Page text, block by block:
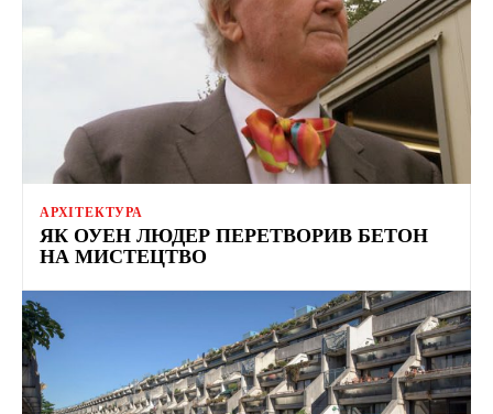
АРХІТЕКТУРА
ЯК ОУЕН ЛЮДЕР ПЕРЕТВОРИВ БЕТОН
НА МИСТЕЦТВО